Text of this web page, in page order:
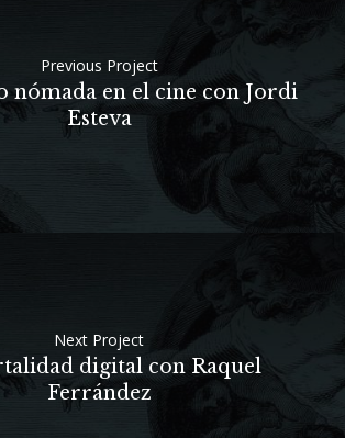
Previous Project
nómada en el cine con Jordi
Esteva
Next Project
digital con Raquel
Ferrández